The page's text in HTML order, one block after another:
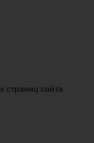
страниц сайта